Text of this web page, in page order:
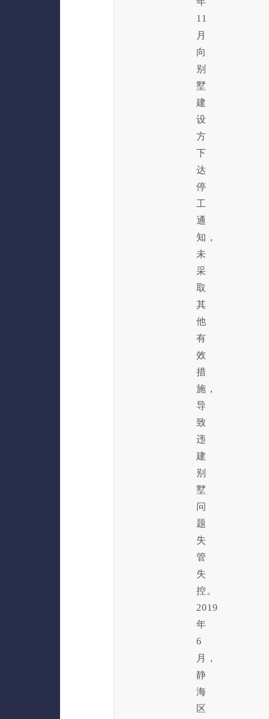
11
月
向
别
墅
建
设
方
下
达
停
工
通
知，
未
采
取
其
他
有
效
措
施，
导
致
违
建
别
墅
问
题
失
管
失
控。
2019
年
6
月，
静
海
区